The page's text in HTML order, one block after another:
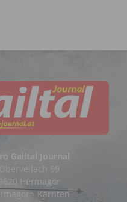
Gailtal Journal
Obervellach 99
9620 Hermagor
- Kärnten